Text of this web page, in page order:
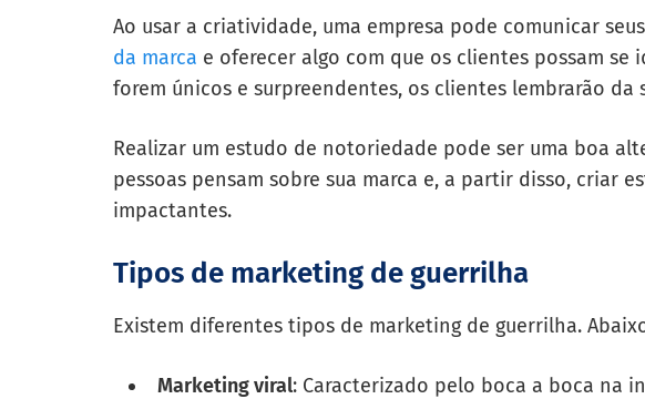
Ao usar a criatividade, uma empresa pode comunicar
da marca e oferecer algo com que os clientes possam se
forem únicos e surpreendentes, os clientes lembrarão da
Realizar um estudo de notoriedade pode ser uma boa
pessoas pensam sobre sua marca e, a partir disso, criar
impactantes.
Tipos de marketing de guerrilha
Existem diferentes tipos de marketing de guerrilha.
Marketing viral: Caracterizado pelo boca a boca na